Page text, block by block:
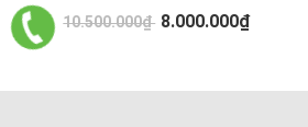
10.500.000₫ 8.000.000₫